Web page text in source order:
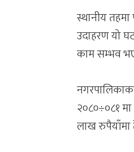
स्थानीय
उदाहरण यो
काम सम्भव
२०८०÷०८१
लाख रुपैयाँमा